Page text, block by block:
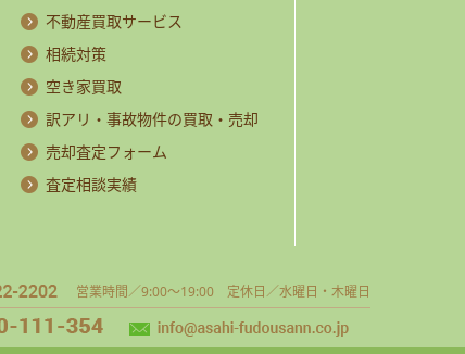
不動産買取サービス
相続対策
空き家買取
訳アリ・事故物件の買取・売却
売却査定フォーム
査定相談実績
営業時間／9:00～19:00 定休日／水曜日・木曜日